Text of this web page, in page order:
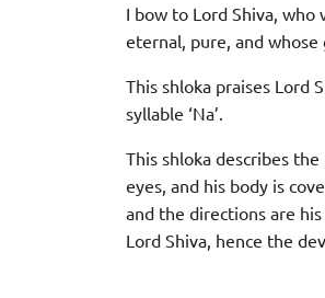
I bow to Lord Shiva, who
eternal, pure, and whose
This shloka praises Lord
syllable ‘Na’.
This shloka describes
eyes, and his body is
and the directions are
Lord Shiva, hence the